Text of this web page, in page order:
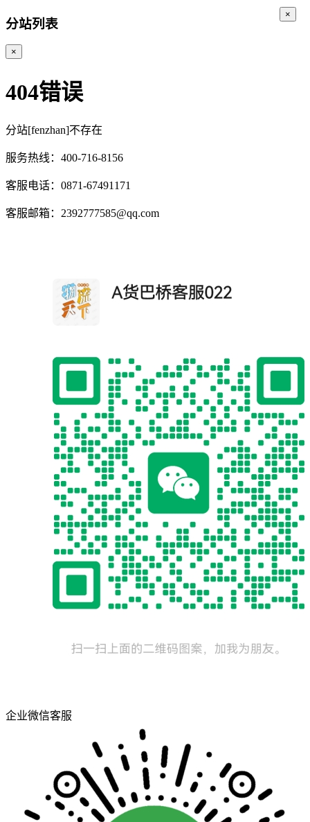
分站列表
×
404错误
分站[fenzhan]不存在
服务热线：400-716-8156
客服电话：0871-67491171
客服邮箱：2392777585@qq.com
企业微信客服
×